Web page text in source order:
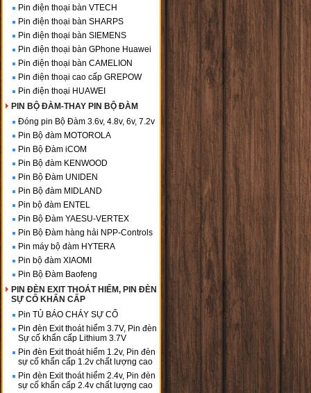
Pin điện thoại bàn VTECH
Pin điện thoại bàn SHARPS
Pin điện thoại bàn SIEMENS
Pin điện thoại bàn GPhone Huawei
Pin điện thoại bàn CAMELION
Pin điện thoại cao cấp GREPOW
Pin điện thoại HUAWEI
PIN BỘ ĐÀM-THAY PIN BỘ ĐÀM
Đóng pin Bộ Đàm 3.6v, 4.8v, 6v, 7.2v
Pin Bộ đàm MOTOROLA
Pin Bộ Đàm iCOM
Pin Bộ đàm KENWOOD
Pin Bộ Đàm UNIDEN
Pin Bộ đàm MIDLAND
Pin bộ đàm ENTEL
Pin Bộ Đàm YAESU-VERTEX
Pin Bộ Đàm hàng hải NPP-Controls
Pin máy bộ đàm HYTERA
Pin bộ đàm XIAOMI
Pin Bộ Đàm Baofeng
PIN ĐÈN EXIT THOÁT HIỂM, PIN ĐÈN
SỰ CỐ KHẨN CẤP
Pin TỦ BÁO CHÁY SỰ CỐ
Pin đèn Exit thoát hiểm 3.7V, Pin đèn
Sự cố khẩn cấp Lithium 3.7V
Pin đèn Exit thoát hiểm 1.2v, Pin đèn
sự cố khẩn cấp 1.2v chất lượng cao
Pin đèn Exit thoát hiểm 2.4v, Pin đèn
sự cố khẩn cấp 2.4v chất lượng cao